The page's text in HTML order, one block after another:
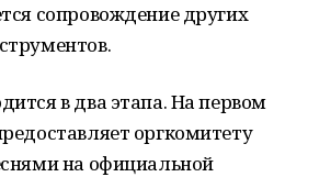
сопровождение других
в два этапа. На первом
оргкомитету
на официальной